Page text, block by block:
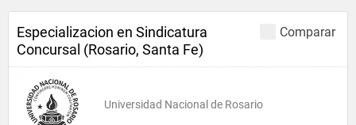
Comparar
Especializacion en Sindicatura
Concursal (Rosario, Santa Fe)
Universidad Nacional de Rosario